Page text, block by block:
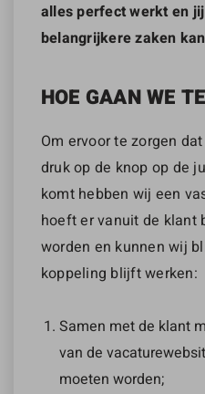
alles perfect werkt en
belangrijkere zaken
HOE GAAN WE
Om ervoor te zorgen
druk op de knop op de
komt hebben wij een
hoeft er vanuit de klant
worden en kunnen wij
koppeling blijft werken:
Samen met de klant
van de
moeten worden;